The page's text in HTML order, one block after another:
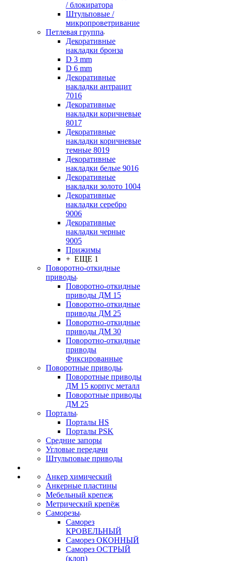
/ блокиратора
Штульповые /
микропроветривание
Петлевая группа
Декоративные
накладки бронза
D 3 mm
D 6 mm
Декоративные
накладки антрацит
7016
Декоративные
накладки коричневые
8017
Декоративные
накладки коричневые
темные 8019
Декоративные
накладки белые 9016
Декоративные
накладки золото 1004
Декоративные
накладки серебро
9006
Декоративные
накладки черные
9005
Прижимы
+ ЕЩЕ 1
Поворотно-откидные
приводы
Поворотно-откидные
приводы ДМ 15
Поворотно-откидные
приводы ДМ 25
Поворотно-откидные
приводы ДМ 30
Поворотно-откидные
приводы
Фиксированные
Поворотные приводы
Поворотные приводы
ДМ 15 корпус металл
Поворотные приводы
ДМ 25
Порталы
Порталы HS
Порталы PSK
Средние запоры
Угловые передачи
Штульповые приводы
Анкер химический
Анкерные пластины
Мебельный крепеж
Метрический крепёж
Саморезы
Саморез
КРОВЕЛЬНЫЙ
Саморез ОКОННЫЙ
Саморез ОСТРЫЙ
(клоп)